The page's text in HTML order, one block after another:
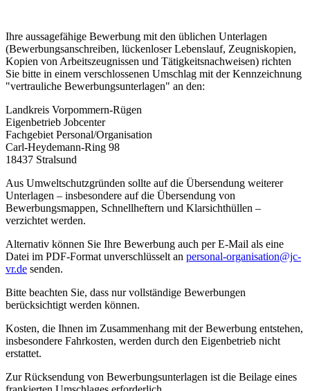
Ihre aussagefähige Bewerbung mit den üblichen Unterlagen
(Bewerbungsanschreiben, lückenloser Lebenslauf, Zeugniskopien,
Kopien von Arbeitszeugnissen und Tätigkeitsnachweisen) richten
Sie bitte in einem verschlossenen Umschlag mit der Kennzeichnung
"vertrauliche Bewerbungsunterlagen" an den:
Landkreis Vorpommern-Rügen
Eigenbetrieb Jobcenter
Fachgebiet Personal/Organisation
Carl-Heydemann-Ring 98
18437 Stralsund
Aus Umweltschutzgründen sollte auf die Übersendung weiterer
Unterlagen – insbesondere auf die Übersendung von
Bewerbungsmappen, Schnellheftern und Klarsichthüllen –
verzichtet werden.
Alternativ können Sie Ihre Bewerbung auch per E-Mail als eine
Datei im PDF-Format unverschlüsselt an personal-organisation@jc-
vr.de senden.
Bitte beachten Sie, dass nur vollständige Bewerbungen
berücksichtigt werden können.
Kosten, die Ihnen im Zusammenhang mit der Bewerbung entstehen,
insbesondere Fahrkosten, werden durch den Eigenbetrieb nicht
erstattet.
Zur Rücksendung von Bewerbungsunterlagen ist die Beilage eines